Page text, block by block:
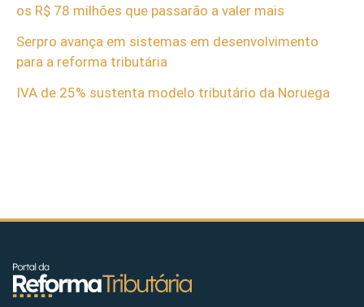
os R$ 78 milhões que passarão a valer mais
Serpro avança em sistemas em desenvolvimento
para a reforma tributária
IVA de 25% sustenta modelo tributário da Noruega